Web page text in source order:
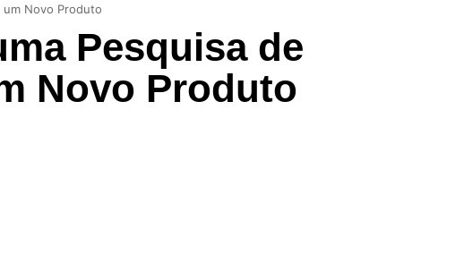
um Novo Produto
Pesquisa de
Novo Produto